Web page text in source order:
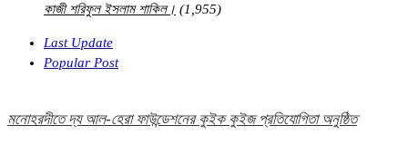
কাজী শরিফুল ইসলাম শাকিল। (1,955)
Last Update
Popular Post
মনোহরদীতে দ্য আল-হেরা ফাউন্ডেশনের কুইক কুইজ প্রতিযোগিতা অনুষ্ঠিত